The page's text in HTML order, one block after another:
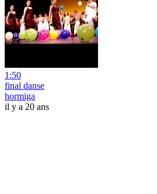
1:50
final danse
hormiga
il y a 20 ans